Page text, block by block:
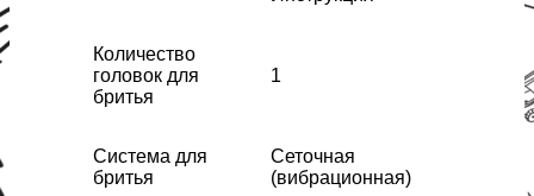
Количество
головок для
бритья
1
Система для
бритья
Сеточная
(вибрационная)